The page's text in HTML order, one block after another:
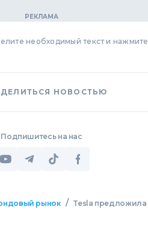
необходимый текст и нажмите
НОВОСТЬЮ
Подпишитесь на нас
рынок / Tesla предложила